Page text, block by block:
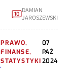
10 DAMIAN
JAROSZEWSKI
PRAWO,
FINANSE,
STATYSTYKI
07
PAŹ
2024